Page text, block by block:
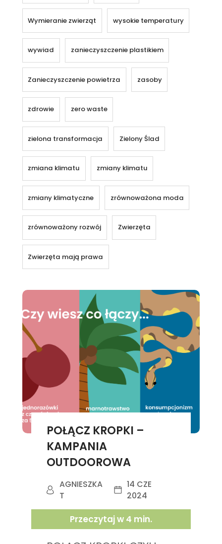
Wymieranie zwierząt wysokie temperatury
wywiad zanieczyszczenie plastikiem
Zanieczyszczenie powietrza zasoby
zdrowie zero waste
zielona transformacja Zielony Ślad
zmiana klimatu zmiany klimatu
zmiany klimatyczne zrównoważona moda
zrównoważony rozwój Zwierzęta
Zwierzęta mają prawa
POŁĄCZ KROPKI –
KAMPANIA
OUTDOOROWA
AGNIESZKA
T
14 CZE
2024
Przeczytaj w 4 min.